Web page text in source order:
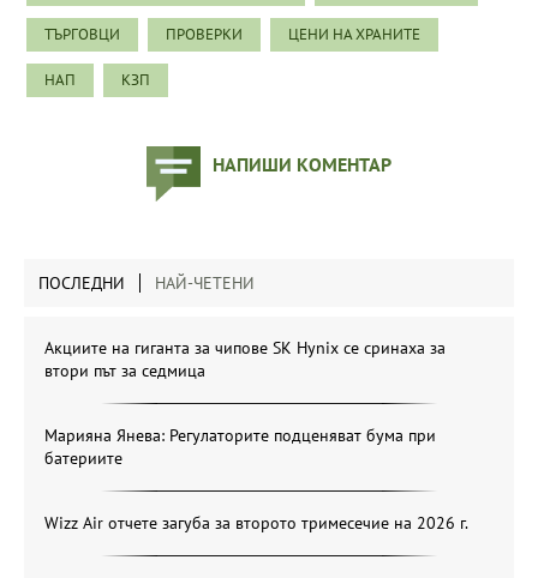
ТЪРГОВЦИ ПРОВЕРКИ ЦЕНИ НА ХРАНИТЕ
НАП КЗП
НАПИШИ КОМЕНТАР
ПОСЛЕДНИ НАЙ-ЧЕТЕНИ
Акциите на гиганта за чипове SK Hynix се сринаха за
втори път за седмица
Марияна Янева: Регулаторите подценяват бума при
батериите
Wizz Air отчете загуба за второто тримесечие на 2026 г.